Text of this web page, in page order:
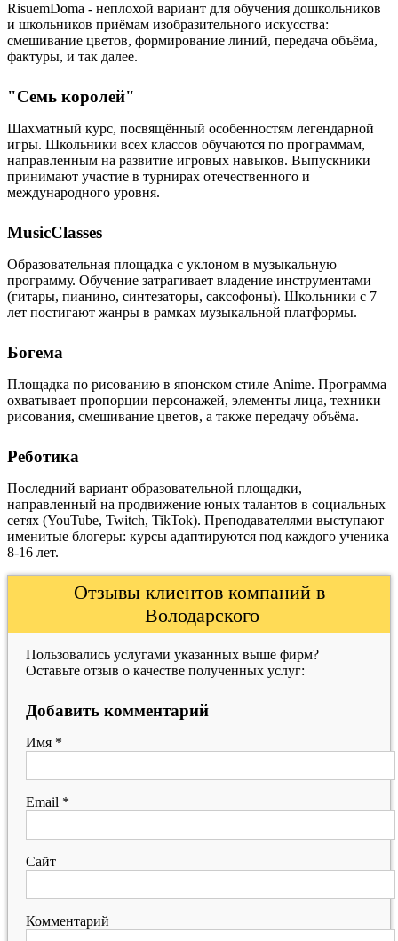
RisuemDoma - неплохой вариант для обучения дошкольников
и школьников приёмам изобразительного искусства:
смешивание цветов, формирование линий, передача объёма,
фактуры, и так далее.
"Семь королей"
Шахматный курс, посвящённый особенностям легендарной
игры. Школьники всех классов обучаются по программам,
направленным на развитие игровых навыков. Выпускники
принимают участие в турнирах отечественного и
международного уровня.
MusicClasses
Образовательная площадка с уклоном в музыкальную
программу. Обучение затрагивает владение инструментами
(гитары, пианино, синтезаторы, саксофоны). Школьники с 7
лет постигают жанры в рамках музыкальной платформы.
Богема
Площадка по рисованию в японском стиле Anime. Программа
охватывает пропорции персонажей, элементы лица, техники
рисования, смешивание цветов, а также передачу объёма.
Реботика
Последний вариант образовательной площадки,
направленный на продвижение юных талантов в социальных
сетях (YouTube, Twitch, TikTok). Преподавателями выступают
именитые блогеры: курсы адаптируются под каждого ученика
8-16 лет.
Отзывы клиентов компаний в
Володарского
Пользовались услугами указанных выше фирм?
Оставьте отзыв о качестве полученных услуг:
Добавить комментарий
Имя *
Email *
Сайт
Комментарий